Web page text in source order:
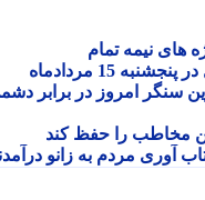
نیمه تمام
مردادماه
امروز در برابر دشمن
را حفظ کند
مردم به زانو درآمدند